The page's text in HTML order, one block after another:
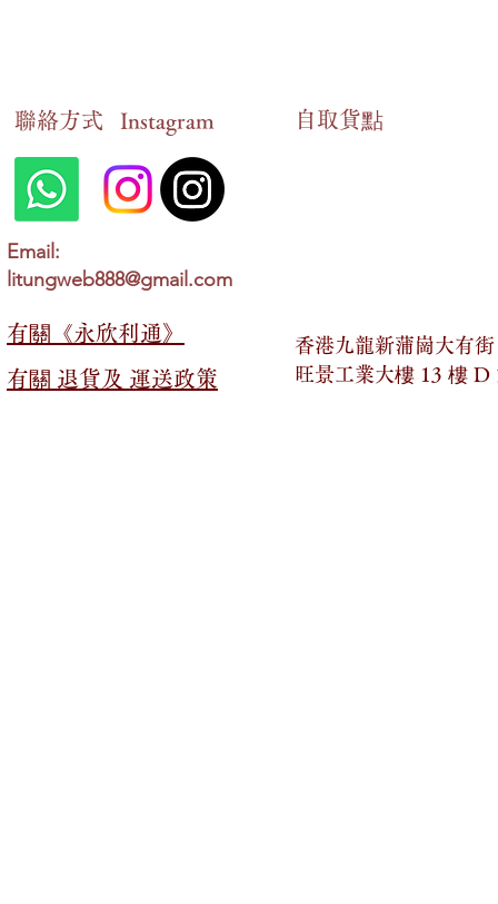
情況確認
一旦我們確認您的情況，您可以選擇以下兩
親自到以下地址領取：
香港九龍新蒲崗大有街
以郵寄的方式領取。
永欣利通保留對所有退貨與退款申請的最終決
顧客可以隨時以WhatsApp形式跟進最新的送
免運費優惠
在香港地區，若顧客於網店內購買金額「超過
送貨費用
若購買金額「少於」
另外，顧客也可以選擇親臨以下地址領取產品
香港九龍新蒲崗大有街
2 號，旺景工業大樓
​聯絡方式 Instagram
Email:
litungweb888@gmail.com
有關​​《永欣利通》
有關​​ 退貨及 運送政策
自​取貨點
香港九龍新蒲崗大有
旺景工業大樓 13 樓 D